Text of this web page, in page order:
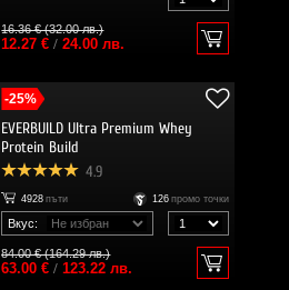
16.36 € (32.00 лв.)
12.27 €/ 24.00 лв.
-25%
EVERBUILD Ultra Premium Whey
Protein Build
4.9
4928 пъти 126 промо точки
Вкус:
84.00 € (164.29 лв.)
63.00 €/ 123.22 лв.